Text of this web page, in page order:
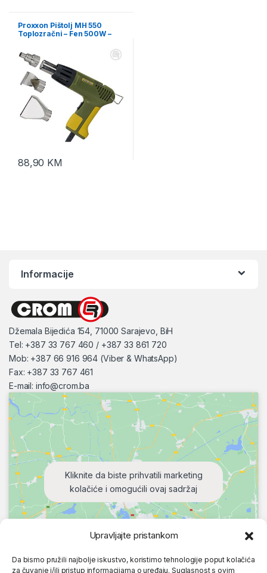
Upravljajte pristankom
Da bismo pružili najbolje iskustvo, koristimo tehnologije poput kolačića
za čuvanje i/ili pristup informacijama o uređaju. Suglasnost s ovim
Proxxon Pištolj MH 550
Toplozračni – Fen 500W –
88,90 KM
Informacije
Džemala Bijedića 154, 71000 Sarajevo, BiH
Tel: +387 33 767 460 / +387 33 861 720
Mob: +387 66 916 964 (Viber & WhatsApp)
Fax: +387 33 767 461
E-mail: info@crom.ba
Kliknite da biste prihvatili marketing
kolačiće i omogućili ovaj sadržaj